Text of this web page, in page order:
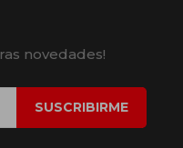
novedades!
SUSCRIBIRME